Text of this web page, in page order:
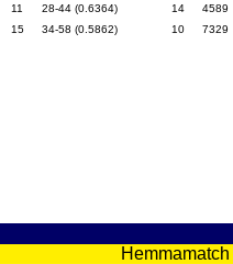
11 28-44 (0.6364) 14
4589
15 34-58 (0.5862) 10 7329